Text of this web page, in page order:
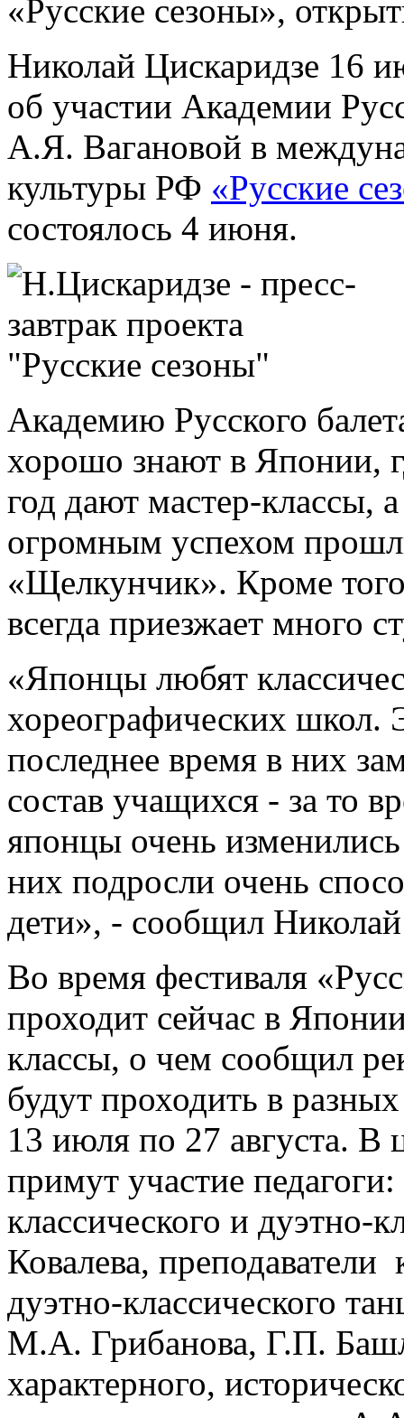
«Русские сезоны»,
Николай Цискаридзе 16
об участии Академии
А.Я. Вагановой в
культуры РФ «Русские
состоялось 4 июня.
Академию Русского
хорошо знают в Японии,
год дают мастер-классы,
огромным успехом
«Щелкунчик». Кроме
всегда приезжает много
«Японцы любят
хореографических школ.
последнее время в них
состав учащихся - за то
японцы очень
них подросли очень
дети», - сообщил
Во время фестиваля
проходит сейчас в
классы, о чем сообщил
будут проходить в
13 июля по 27 августа.
примут участие
классического и дуэтно-
Ковалева, преподаватели
дуэтно-классического
М.А. Грибанова, Г.П.
характерного,